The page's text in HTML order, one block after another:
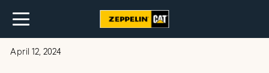
April 12, 2024